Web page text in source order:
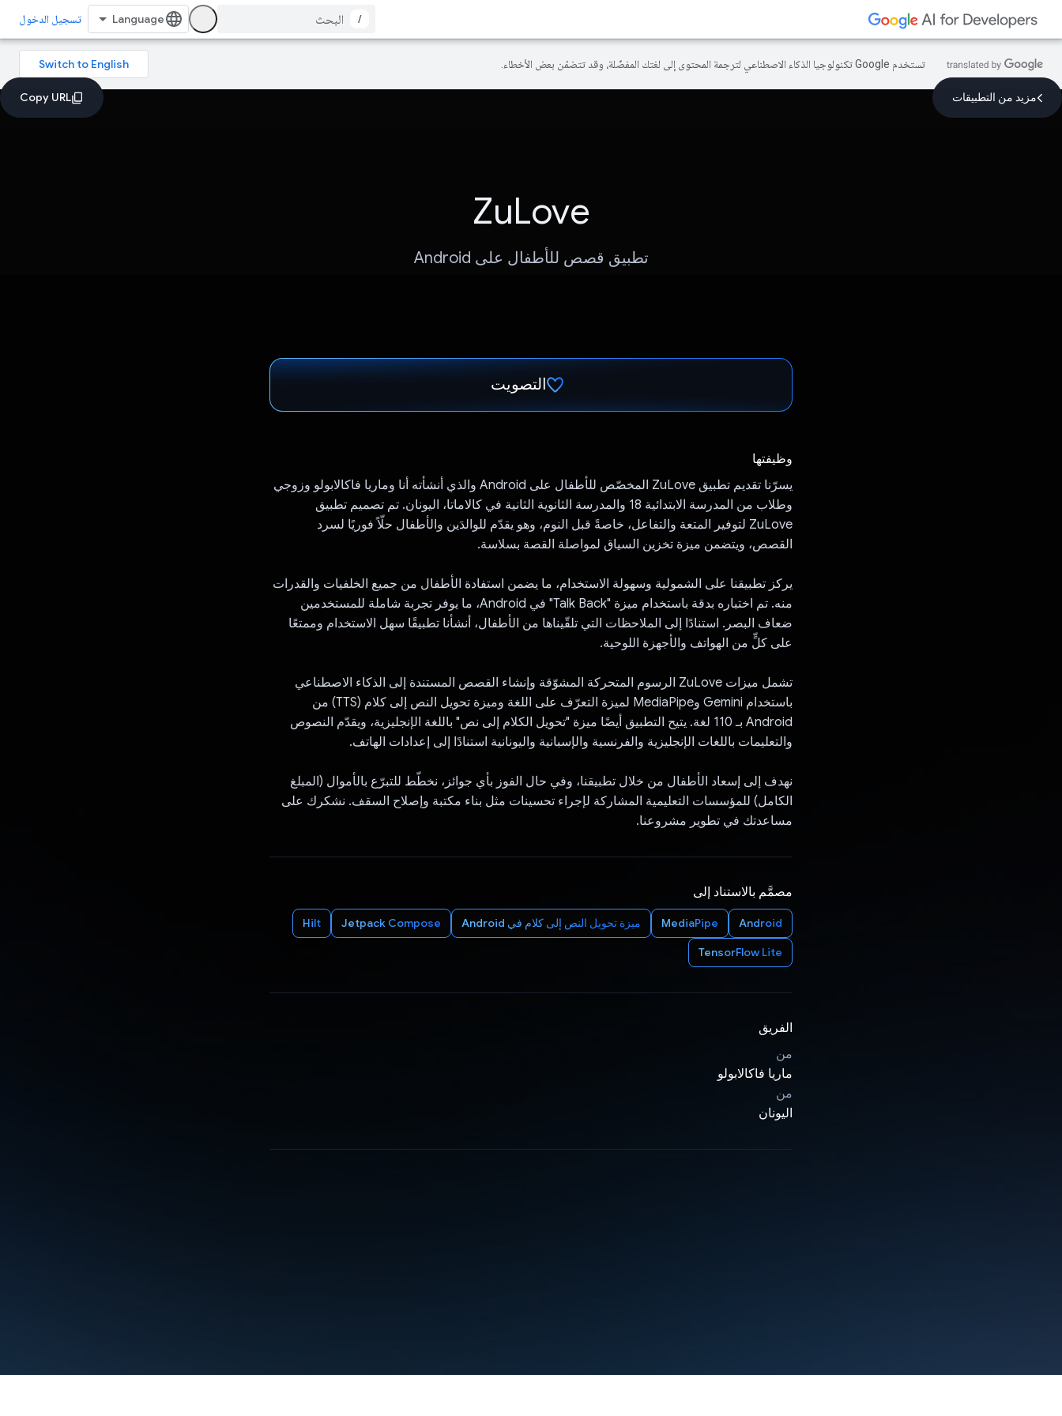
/ تسجيل الدخول
تستخدم Google تكنولوجيا الذكاء الاصطناعي لترجمة المحتوى إلى لغتك المفضّلة، وقد تتضمّن بعض الأخطاء.
مزيد من التطبيقات
ZuLove
تطبيق قصص للأطفال على Android
التصويت
وظيفتها
يسرّنا تقديم تطبيق ZuLove المخصّص للأطفال على Android والذي أنشأته أنا وماريا فاكالابولو وزوجي
وطلاب من المدرسة الابتدائية 18 والمدرسة الثانوية الثانية في كالاماتا، اليونان. تم تصميم تطبيق
ZuLove لتوفير المتعة والتفاعل، خاصةً قبل النوم، وهو يقدّم للوالدَين والأطفال حلّاً فوريًا لسرد
القصص، ويتضمن ميزة تخزين السياق لمواصلة القصة بسلاسة.
يركز تطبيقنا على الشمولية وسهولة الاستخدام، ما يضمن استفادة الأطفال من جميع الخلفيات والقدرات
منه. تم اختباره بدقة باستخدام ميزة "Talk Back" في Android، ما يوفر تجربة شاملة للمستخدمين
ضعاف البصر. استنادًا إلى الملاحظات التي تلقّيناها من الأطفال، أنشأنا تطبيقًا سهل الاستخدام وممتعًا
على كلٍّ من الهواتف والأجهزة اللوحية.
تشمل ميزات ZuLove الرسوم المتحركة المشوّقة وإنشاء القصص المستندة إلى الذكاء الاصطناعي
باستخدام Gemini وMediaPipe لميزة التعرّف على اللغة وميزة تحويل النص إلى كلام (TTS) من
Android بـ 110 لغة. يتيح التطبيق أيضًا ميزة "تحويل الكلام إلى نص" باللغة الإنجليزية، ويقدّم النصوص
والتعليمات باللغات الإنجليزية والفرنسية والإسبانية واليونانية استنادًا إلى إعدادات الهاتف.
نهدف إلى إسعاد الأطفال من خلال تطبيقنا، وفي حال الفوز بأي جوائز، نخطّط للتبرّع بالأموال (المبلغ
الكامل) للمؤسسات التعليمية المشاركة لإجراء تحسينات مثل بناء مكتبة وإصلاح السقف. نشكرك على
مساعدتك في تطوير مشروعنا.
مصمَّم بالاستناد إلى
Android
MediaPipe ميزة تحويل النص إلى كلام في Android Jetpack Compose
Hilt
TensorFlow Lite
الفريق
من
ماريا فاكالابولو
من
اليونان